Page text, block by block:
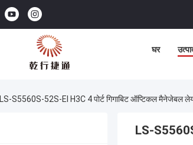
घर
LS-S5560S-52S-EI H3C 4 पोर्ट गिगाबिट ऑप्टिकल मैनेजेबल
LS-